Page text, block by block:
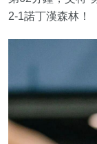
2-1諾丁漢森林！